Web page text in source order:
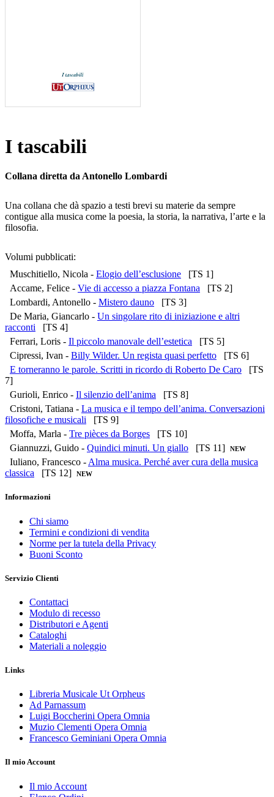
I tascabili
Collana diretta da Antonello Lombardi
Una collana che dà spazio a testi brevi su materie da sempre
contigue alla musica come la poesia, la storia, la narrativa, l’arte e la
filosofia.
Volumi pubblicati:
Muschitiello, Nicola - Elogio dell’esclusione [TS 1]
Accame, Felice - Vie di accesso a piazza Fontana [TS 2]
Lombardi, Antonello - Mistero dauno [TS 3]
De Maria, Giancarlo - Un singolare rito di iniziazione e altri
racconti [TS 4]
Ferrari, Loris - Il piccolo manovale dell’estetica [TS 5]
Cipressi, Ivan - Billy Wilder. Un regista quasi perfetto [TS 6]
E torneranno le parole. Scritti in ricordo di Roberto De Caro [TS
7]
Gurioli, Enrico - Il silenzio dell’anima [TS 8]
Cristoni, Tatiana - La musica e il tempo dell’anima. Conversazioni
filosofiche e musicali [TS 9]
Moffa, Marla - Tre pièces da Borges [TS 10]
Giannuzzi, Guido - Quindici minuti. Un giallo [TS 11] NEW
Iuliano, Francesco - Alma musica. Perché aver cura della musica
classica [TS 12] NEW
Informazioni
Chi siamo
Termini e condizioni di vendita
Norme per la tutela della Privacy
Buoni Sconto
Servizio Clienti
Contattaci
Modulo di recesso
Distributori e Agenti
Cataloghi
Materiali a noleggio
Links
Libreria Musicale Ut Orpheus
Ad Parnassum
Luigi Boccherini Opera Omnia
Muzio Clementi Opera Omnia
Francesco Geminiani Opera Omnia
Il mio Account
Il mio Account